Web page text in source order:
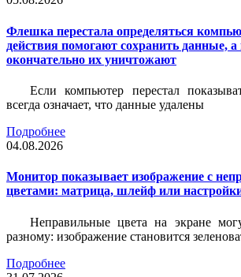
Флешка перестала определяться
действия помогают сохранить данные, а
окончательно их уничтожают
Если компьютер перестал
всегда означает, что данные удалены
Подробнее
04.08.2026
Монитор показывает изображение с
цветами: матрица, шлейф или
Неправильные цвета на экране
разному: изображение становится
Подробнее